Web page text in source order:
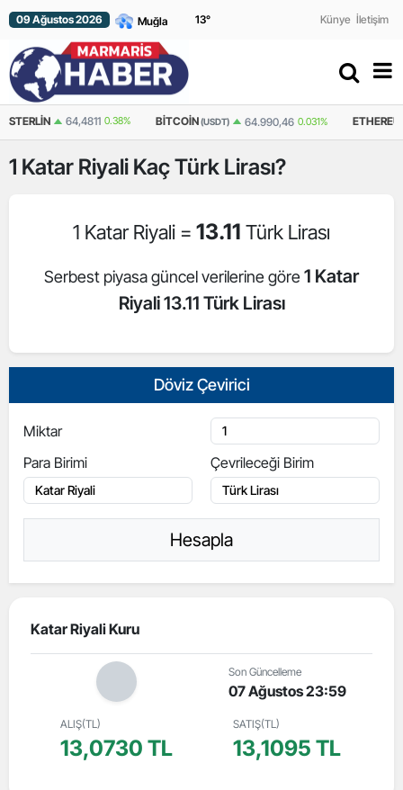
09 Ağustos 2026 13° Künye İletişim
64,4811 0.38% BITCOIN (USDT) 64.990,46 0.031% ETHEREUM(USDT)
1 Katar Riyali Kaç Türk Lirası?
1 Katar Riyali = 13.11 Türk Lirası
Serbest piyasa güncel verilerine göre 1 Katar
Riyali 13.11 Türk Lirası
Döviz Çevirici
Miktar
Para Birimi
Çevrileceği Birim
Hesapla
Katar Riyali Kuru
Son Güncelleme
07 Ağustos 23:59
ALIŞ(TL)
13,0730 TL
SATIŞ(TL)
13,1095 TL